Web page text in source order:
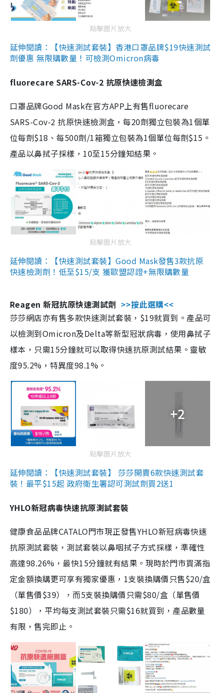
點擊圖片放大
延伸閱讀：【快速測試套裝】香港口罩品牌$19快速測試
劑優惠 無限購數量！可檢測Omicron病毒
fluorecare SARS-Cov-2 抗原快速檢測盒
口罩品牌Good Mask在官方APP上有售fluorecare
SARS-Cov-2 抗原快速檢測盒，每20劑獨立包裝為1個單
位每劑$18、每500劑/1箱獨立包裝為1個單位每劑$15。
產品以鼻拭子採樣，10至15分鐘知結果。
點擊圖片放大
延伸閱讀：【快速測試套裝】Good Mask發售3款抗原
快速檢測劑！低至$15/支 獲歐盟認證+無限購數量
Reagen 新冠抗原快速測試劑 >>按此選購<<
莎莎網店亦有售多款快速測試套裝，$19就買到。產品可
以檢測到Omicron及Delta等新型冠狀病毒，使用鼻拭子
樣本，只需15分鐘就可以取得快速抗原測試結果。靈敏
度95.2%，特異度98.1%。
+2
點擊圖片放大
延伸閱讀：【快速測試套裝】 莎莎開賣6款快速測試套
裝！最平$15起 政府衛生署認可測試劑買2送1
YHLO新冠病毒快速抗原測試套裝
健康食品品牌CATALO門市現正發售YHLO新冠病毒快速
抗原測試套裝，測試套裝以鼻咽拭子方式採樣，準確性
高達98.26%，最快15分鐘就有結果。現時於門市買滿指
定金額換購更可享有獨家優惠，1支裝換購價只售$20/盒
（單售價$39），而5支裝換購價只需$80/盒（單售價
$180），平均每支測試套裝只需$16就買到，產品數量
有限，售完即止。